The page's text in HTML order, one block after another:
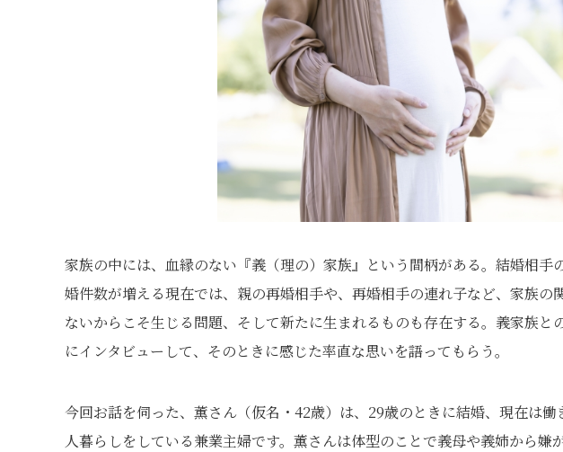
家族の中には、血縁のない『義（理の）家族』という間柄がある。結婚相手
婚件数が増える現在では、親の再婚相手や、再婚相手の連れ子など、家族の
ないからこそ生じる問題、そして新たに生まれるものも存在する。義家族と
にインタビューして、そのときに感じた率直な思いを語ってもらう。
今回お話を伺った、薫さん（仮名・42歳）は、29歳のときに結婚、現在は
人暮らしをしている兼業主婦です。薫さんは体型のことで義母や義姉から嫌